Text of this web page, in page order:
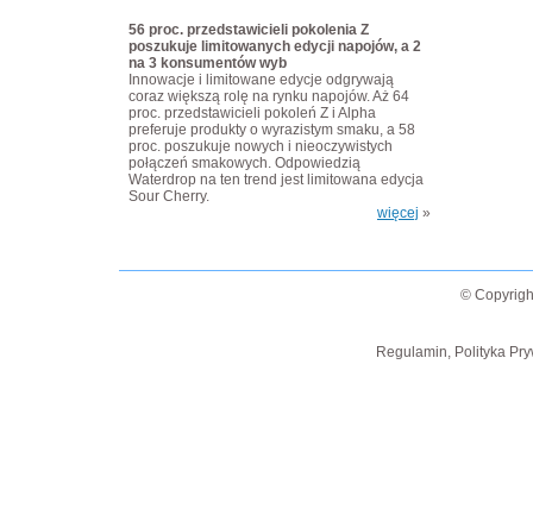
56 proc. przedstawicieli pokolenia Z
poszukuje limitowanych edycji napojów, a 2
na 3 konsumentów wyb
Innowacje i limitowane edycje odgrywają
coraz większą rolę na rynku napojów. Aż 64
proc. przedstawicieli pokoleń Z i Alpha
preferuje produkty o wyrazistym smaku, a 58
proc. poszukuje nowych i nieoczywistych
połączeń smakowych. Odpowiedzią
Waterdrop na ten trend jest limitowana edycja
Sour Cherry.
więcej »
©
Regulamin, Polityka